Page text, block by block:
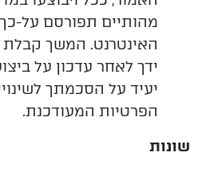
מהותיים תפורסם על-
האינטרנט. המשך קבלת
ידך לאחר עדכון על
יעיד על הסכמתך
הפרטיות המעודכנת.
שונות